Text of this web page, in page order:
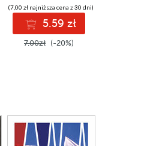
(7,00 zł najniższa cena z 30 dni)
5.59 zł
7.00zł (-20%)